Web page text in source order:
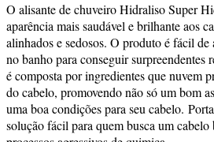
O alisante de chuveiro Hidraliso Super
aparência mais saudável e brilhante aos
alinhados e sedosos. O produto é fácil
no banho para conseguir surpreendentes
é composta por ingredientes que nuvem
do cabelo, promovendo não só um bom
uma boa condições para seu cabelo.
solução fácil para quem busca um cabelo